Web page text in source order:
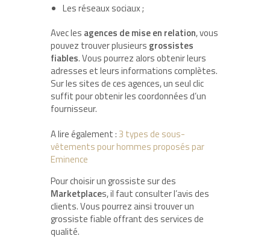
Les réseaux sociaux ;
Avec les agences de mise en relation, vous
pouvez trouver plusieurs grossistes
fiables. Vous pourrez alors obtenir leurs
adresses et leurs informations complètes.
Sur les sites de ces agences, un seul clic
suffit pour obtenir les coordonnées d’un
fournisseur.
A lire également :3 types de sous-
vêtements pour hommes proposés par
Eminence
Pour choisir un grossiste sur des
Marketplaces, il faut consulter l’avis des
clients. Vous pourrez ainsi trouver un
grossiste fiable offrant des services de
qualité.